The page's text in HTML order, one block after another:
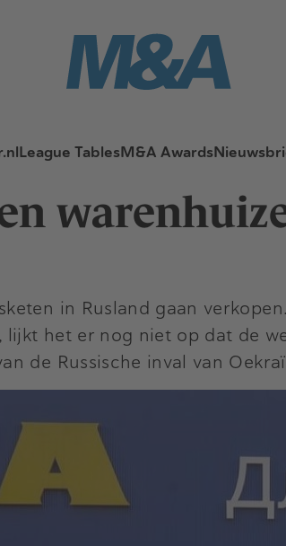
League TablesM&A Awards
in Rusland gaan
het er nog niet op dat de
de Russische inval van